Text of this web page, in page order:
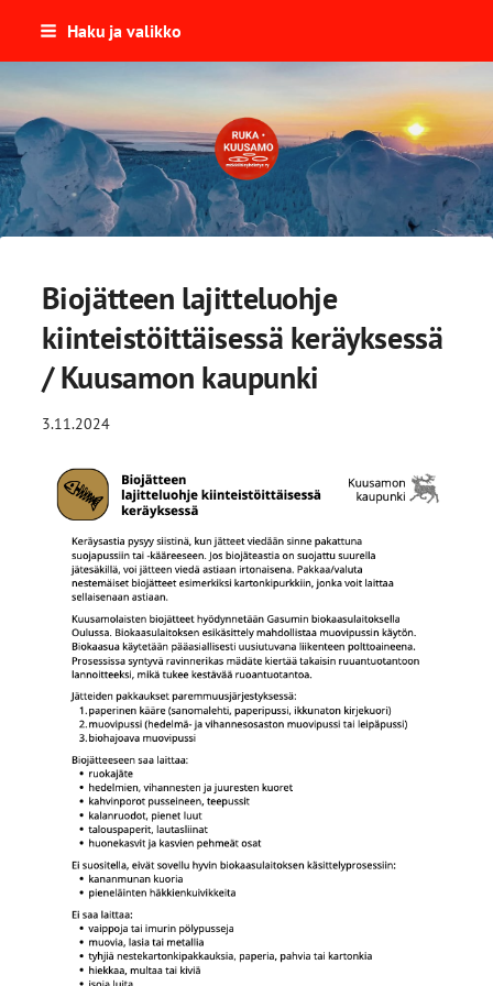
Siirry
Haku ja valikko
Ruka-Kuusamon
Biojätteen lajitteluohje
kiinteistöittäisessä keräyksessä
/ Kuusamon kaupunki
3.11.2024